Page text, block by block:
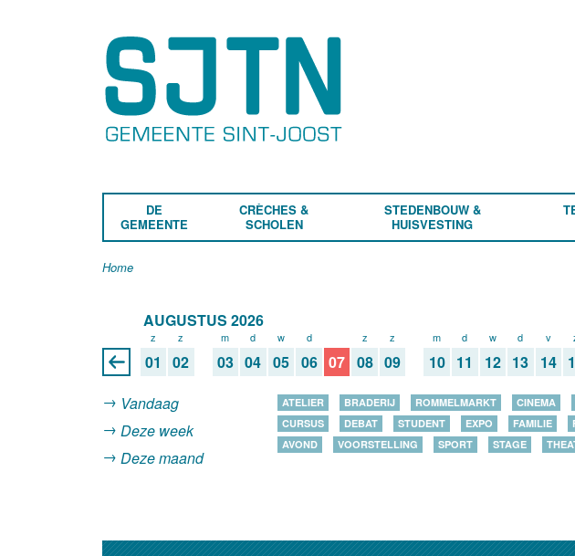
DE
GEMEENTE
CRÈCHES &
SCHOLEN
STEDENBOUW &
HUISVESTING
Home
AUGUSTUS 2026
z
01
z
02
m
03
d
04
w
05
d
06 07
z
08
z
09
m
10
d
11
w
12
d
13
v
14
Vandaag
Deze week
Deze maand
ATELIER BRADERIJ ROMMELMARKT CINEMA
CURSUS
DEBAT STUDENT EXPO FAMILIE
AVOND
VOORSTELLING SPORT STAGE